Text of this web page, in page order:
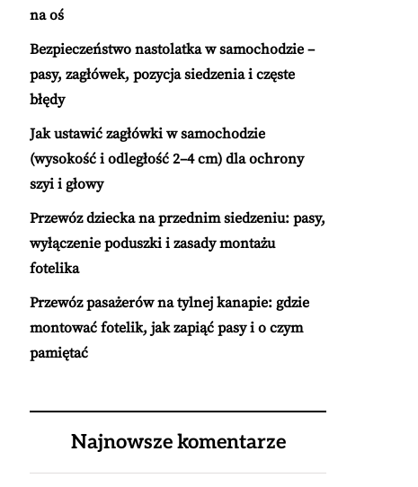
na oś
Bezpieczeństwo nastolatka w samochodzie –
pasy, zagłówek, pozycja siedzenia i częste
błędy
Jak ustawić zagłówki w samochodzie
(wysokość i odległość 2–4 cm) dla ochrony
szyi i głowy
Przewóz dziecka na przednim siedzeniu: pasy,
wyłączenie poduszki i zasady montażu
fotelika
Przewóz pasażerów na tylnej kanapie: gdzie
montować fotelik, jak zapiąć pasy i o czym
pamiętać
Najnowsze komentarze